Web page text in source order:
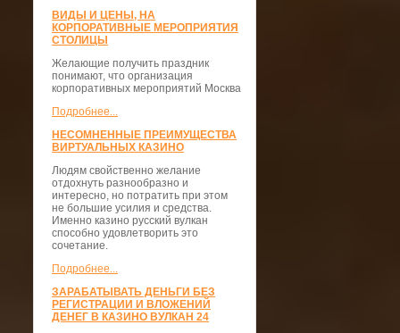
ВИДЫ И ЦЕНЫ, НА
КОРПОРАТИВНЫЕ МЕРОПРИЯТИЯ
СТОЛИЦЫ
Желающие получить праздник
понимают, что организация
корпоративных мероприятий Москва
Подробнее...
НЕСОМНЕННЫЕ ПРЕИМУЩЕСТВА
ВИРТУАЛЬНЫХ КАЗИНО
Людям свойственно желание
отдохнуть разнообразно и
интересно, но потратить при этом
не большие усилия и средства.
Именно казино русский вулкан
способно удовлетворить это
сочетание.
Подробнее...
ЗАРАБАТЫВАТЬ ДЕНЬГИ БЕЗ
РЕГИСТРАЦИИ И ВЛОЖЕНИЙ
ДЕНЕГ В КАЗИНО ВУЛКАН 24